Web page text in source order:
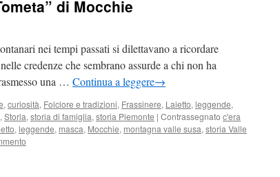
nel
Condove
di Mocchie
nei tempi passati si dilettavano a ricordare
credenze che sembrano assurde a chi non ha
una … Continua a leggere→
, curiosità, Folclore e tradizioni, Frassinere, Laietto, leggende,
, Storia, storia di famiglia, storia Piemonte | Contrassegnato c'era
, leggende, masca, Mocchie, montagna valle susa, storia Valle